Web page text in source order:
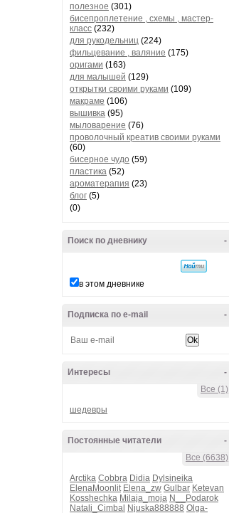
полезное (301)
бисепроплетение , схемы , мастер-
класс (232)
для рукодельниц (224)
фильцевание , валяние (175)
оригами (163)
для малышей (129)
открытки своими руками (109)
макраме (106)
вышивка (95)
мыловарение (76)
проволочный креатив своими руками
(60)
бисерное чудо (59)
пластика (52)
ароматерапия (23)
блог (5)
(0)
-
Поиск по дневнику
в этом дневнике
-
Подписка по e-mail
-
Интересы
Все (1)
шедевры
-
Постоянные читатели
Все (6638)
Arctika Cobbra Didia Dylsineika
ElenaMoonlit Elena_zw Gulbar Ketevan
Kosshechka Milaja_moja N__Podarok
Natali_Cimbal Njuska888888 Olga-